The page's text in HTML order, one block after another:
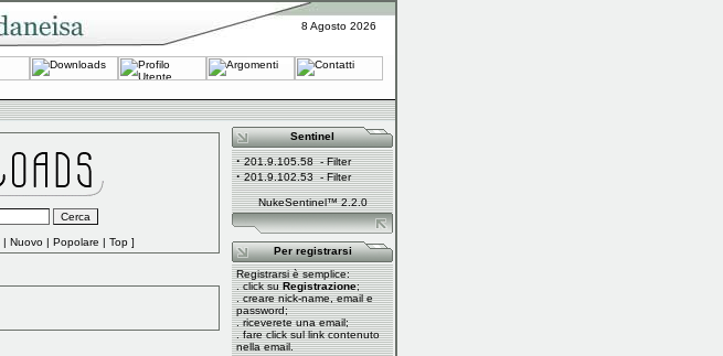
8 Agosto 2026
| Nuovo | Popolare | Top ]
Sentinel
· 201.9.105.58- Filter
· 201.9.102.53- Filter
NukeSentinel™ 2.2.0
Per registrarsi
Registrarsi è semplice:
. click suRegistrazione;
. creare nick-name, email e
password;
. riceverete una email;
. fare click sul link contenuto
nella email.